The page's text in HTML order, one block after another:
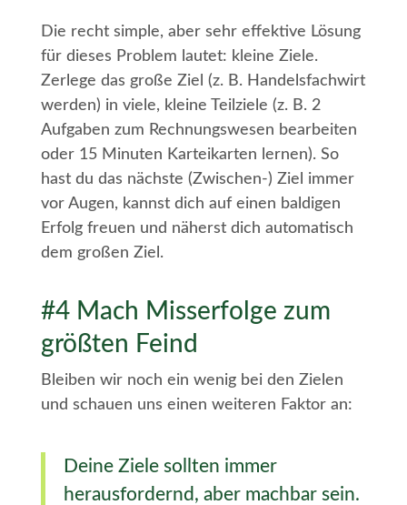
Die recht simple, aber sehr effektive Lösung
für dieses Problem lautet: kleine Ziele.
Zerlege das große Ziel (z. B. Handelsfachwirt
werden) in viele, kleine Teilziele (z. B. 2
Aufgaben zum Rechnungswesen bearbeiten
oder 15 Minuten Karteikarten lernen). So
hast du das nächste (Zwischen-) Ziel immer
vor Augen, kannst dich auf einen baldigen
Erfolg freuen und näherst dich automatisch
dem großen Ziel.
#4 Mach Misserfolge zum
größten Feind
Bleiben wir noch ein wenig bei den Zielen
und schauen uns einen weiteren Faktor an:
Deine Ziele sollten immer
herausfordernd, aber machbar sein.